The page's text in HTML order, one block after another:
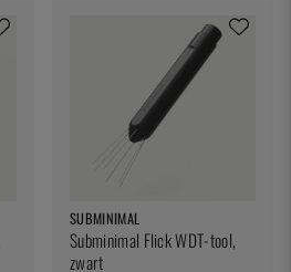
SUBMINIMAL
Subminimal Flick WDT-tool,
zwart